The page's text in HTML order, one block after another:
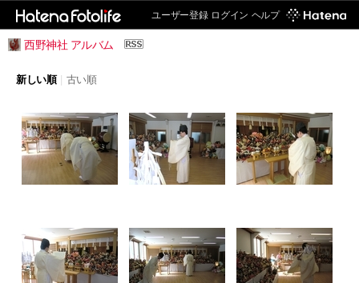
ユーザー登録 ログイン ヘルプ
西野神社 アルバム
新しい順 | 古い順